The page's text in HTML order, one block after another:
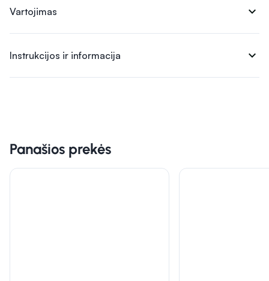
Vartojimas expand_more
Instrukcijos ir informacija expand_more
Panašios prekės